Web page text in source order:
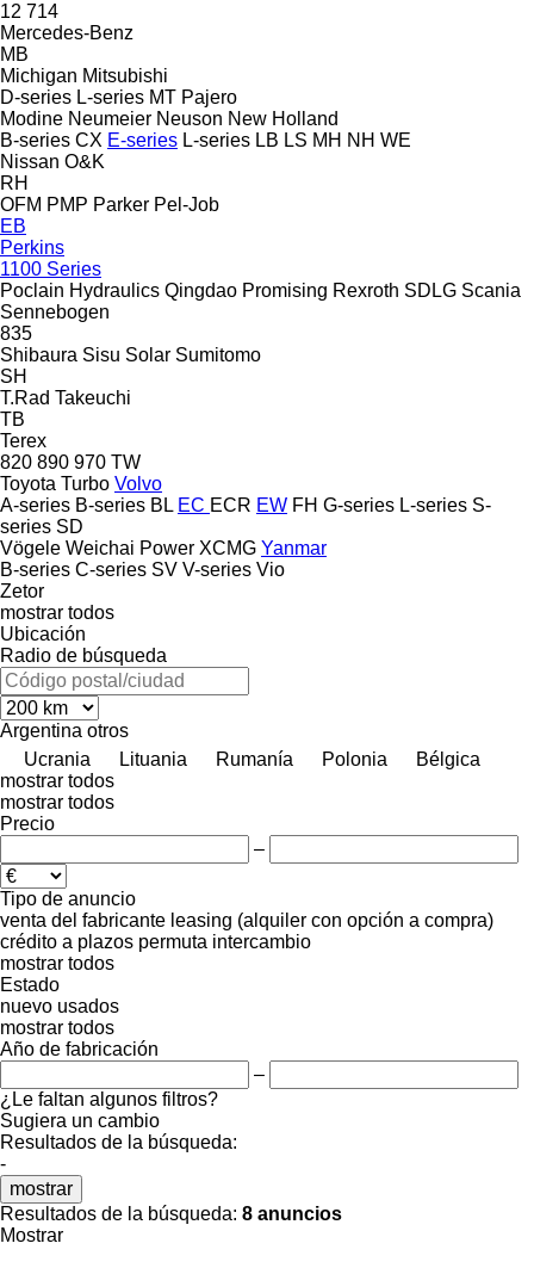
12 714
Mercedes-Benz
MB
Michigan Mitsubishi
D-series L-series MT Pajero
Modine Neumeier Neuson New Holland
B-series CX E-series L-series LB LS MH NH WE
Nissan O&K
RH
OFM PMP Parker Pel-Job
EB
Perkins
1100 Series
Poclain Hydraulics Qingdao Promising Rexroth SDLG Scania
Sennebogen
835
Shibaura Sisu Solar Sumitomo
SH
T.Rad Takeuchi
TB
Terex
820 890 970 TW
Toyota Turbo Volvo
A-series B-series BL EC ECR EW FH G-series L-series S-
series SD
Vögele Weichai Power XCMG Yanmar
B-series C-series SV V-series Vio
Zetor
mostrar todos
Ubicación
Radio de búsqueda
Argentina otros
Ucrania
Lituania Rumanía Polonia
Bélgica
mostrar todos
mostrar todos
Precio
–
Tipo de anuncio
venta del fabricante leasing (alquiler con opción a compra)
crédito a plazos permuta intercambio
mostrar todos
Estado
nuevo usados
mostrar todos
Año de fabricación
–
¿Le faltan algunos filtros?
Sugiera un cambio
Resultados de la búsqueda:
-
mostrar
Resultados de la búsqueda: 8 anuncios
Mostrar